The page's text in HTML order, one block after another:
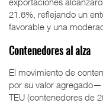
21.6%, reflejando un
favorable y una
Contenedores al alza
El movimiento de
por su valor agregado—
TEU (contenedores de